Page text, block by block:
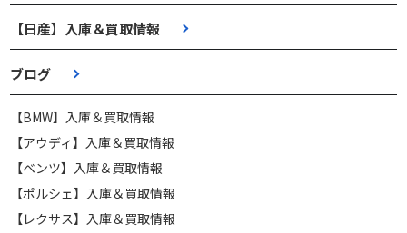
【日産】入庫＆買取情報
ブログ
【BMW】入庫＆買取情報
【アウディ】入庫＆買取情報
【ベンツ】入庫＆買取情報
【ポルシェ】入庫＆買取情報
【レクサス】入庫＆買取情報